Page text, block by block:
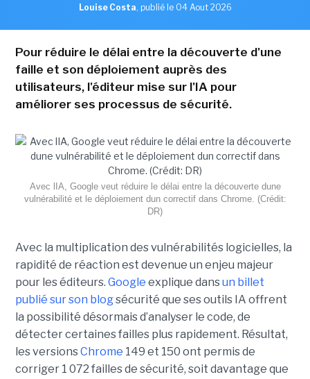
Louise Costa, publié le 04 Aout 2026
Pour réduire le délai entre la découverte d'une
faille et son déploiement auprès des
utilisateurs, l'éditeur mise sur l'IA pour
améliorer ses processus de sécurité.
Avec lIA, Google veut réduire le délai entre la découverte dune
vulnérabilité et le déploiement dun correctif dans Chrome. (Crédit:
DR)
Avec la multiplication des vulnérabilités logicielles, la
rapidité de réaction est devenue un enjeu majeur
pour les éditeurs. Google explique dansun billet
publié sur son blogsécurité que ses outils IA offrent
la possibilité désormais d’analyser le code, de
détecter certaines failles plus rapidement. Résultat,
les versionsChrome 149 et 150 ont permis de
corriger 1 072 failles de sécurité, soit davantage que